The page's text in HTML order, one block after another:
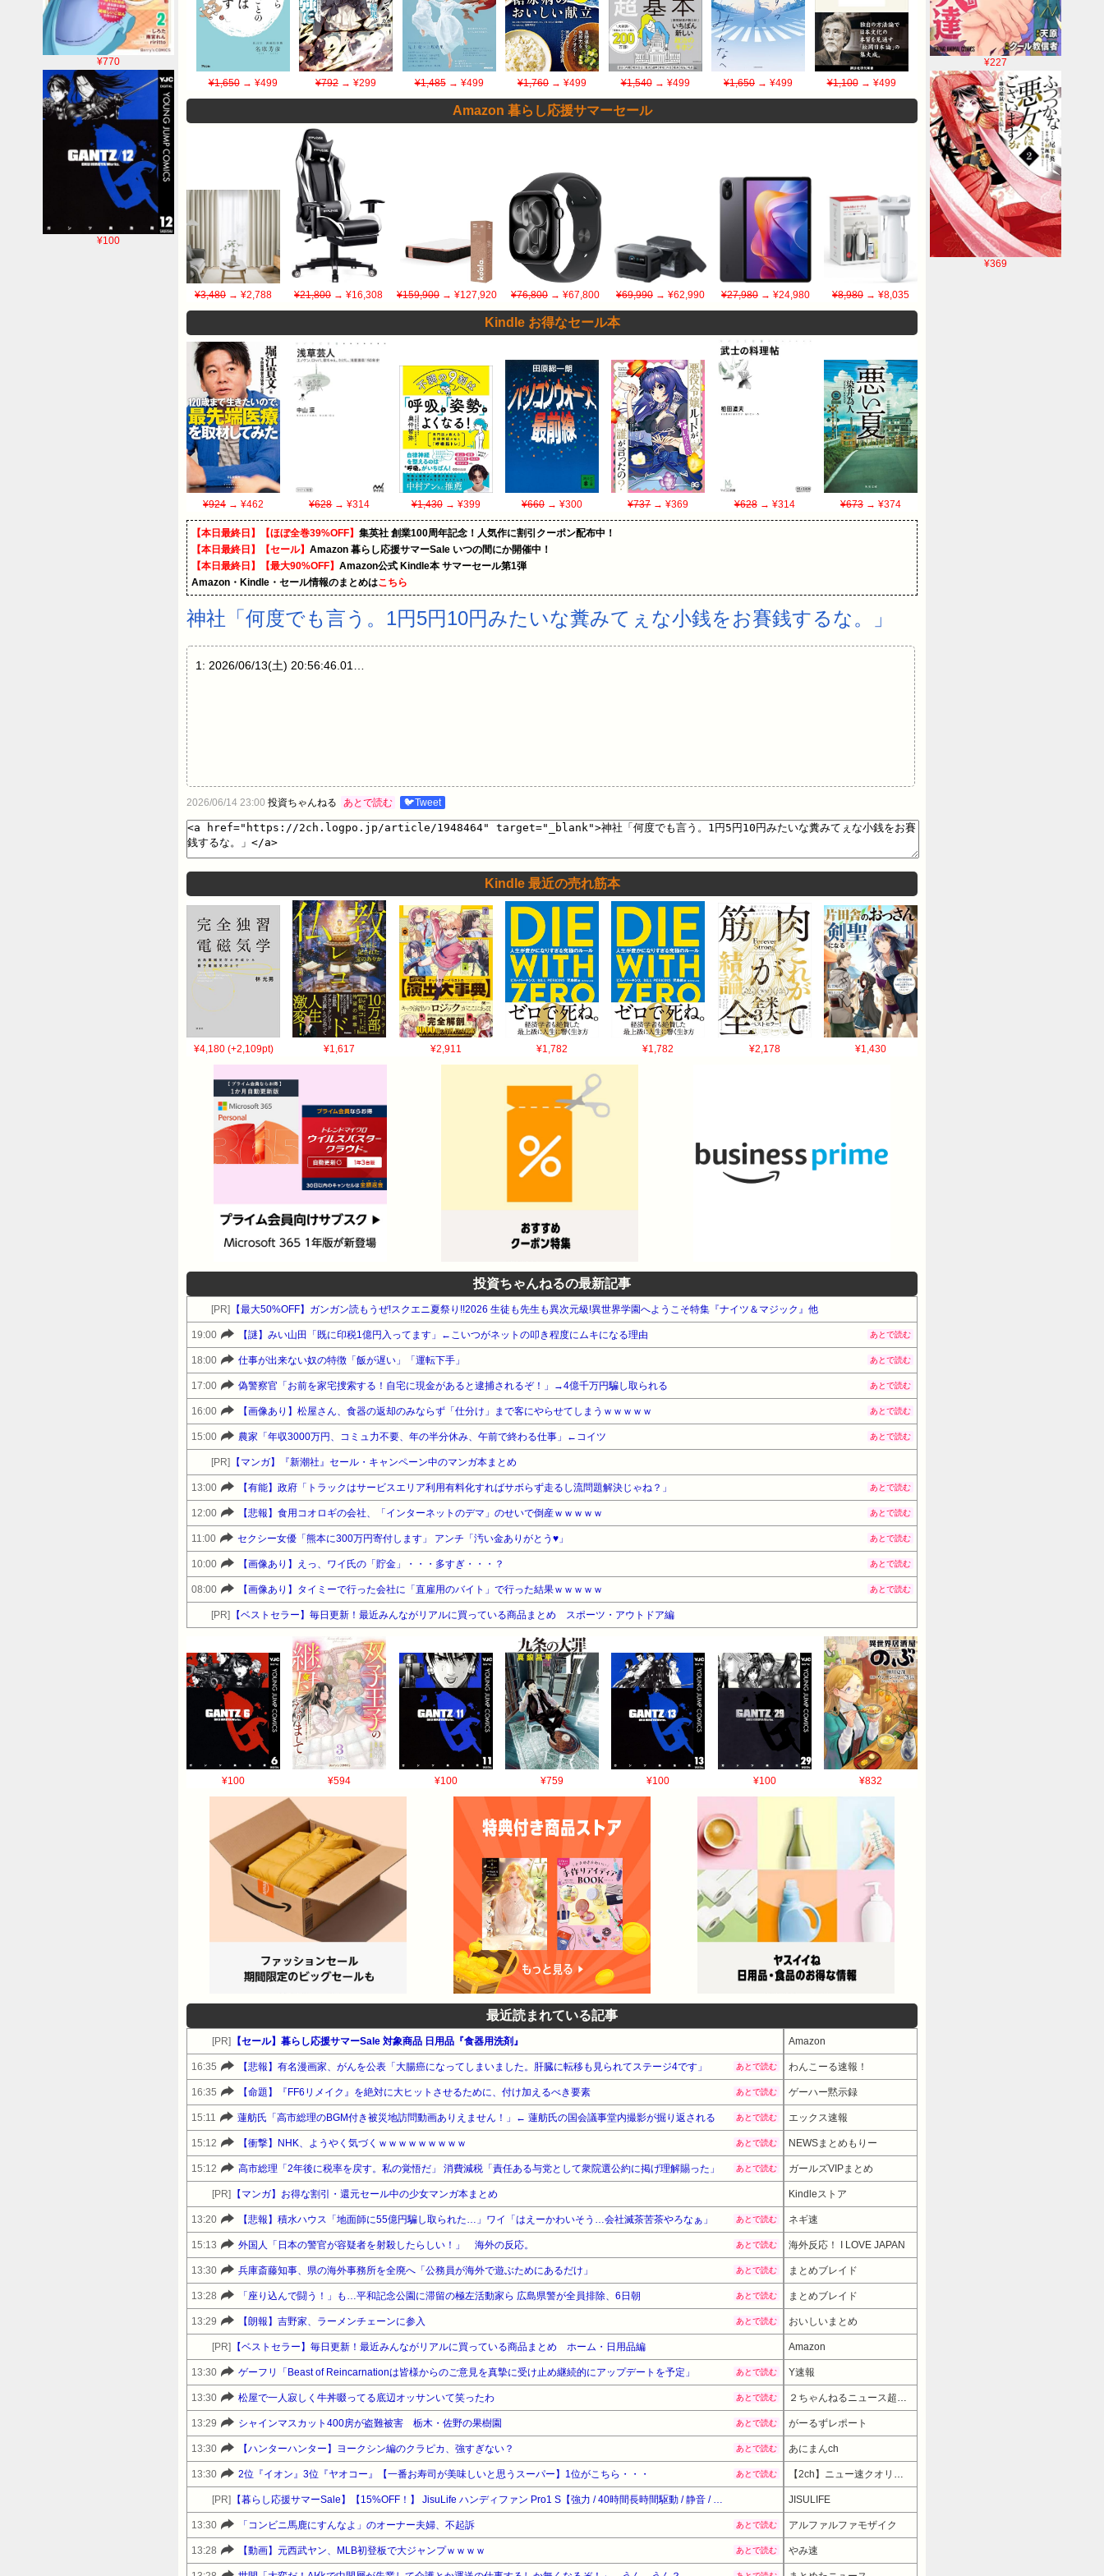
¥227
¥369
¥770
¥100
¥1,650→ ¥499 ¥792 → ¥299 ¥1,485→ ¥499 ¥1,760 → ¥499 ¥1,540→ ¥499 ¥1,650 → ¥499 ¥1,100→ ¥499
Amazon 暮らし応援サマーセール
¥3,480 → ¥2,788 ¥21,800 → ¥16,308 ¥159,900 → ¥127,920 ¥76,800 → ¥67,800 ¥69,990 → ¥62,990 ¥27,980 → ¥24,980 ¥8,980 → ¥8,035
Kindle お得なセール本
¥924 → ¥462 ¥628→ ¥314 ¥1,430→ ¥399 ¥660→ ¥300 ¥737→ ¥369 ¥628→ ¥314 ¥673→ ¥374
【本日最終日】【ほぼ全巻39%OFF】 集英社 創業100周年記念！人気作に割引クーポン配布中！
【本日最終日】【セール】 Amazon 暮らし応援サマーSale いつの間にか開催中！
【本日最終日】【最大90%OFF】 Amazon公式 Kindle本 サマーセール第1弾
Amazon・Kindle・セール情報のまとめはこちら
神社「何度でも言う。1円5円10円みたいな糞みてぇな小銭をお賽銭するな。」
1: 2026/06/13(土) 20:56:46.01…
2026/06/14 23:00 投資ちゃんねる あとで読む 🐦Tweet
Kindle 最近の売れ筋本
¥4,180 (+2,109pt) ¥1,617 ¥2,911 ¥1,782 ¥1,782 ¥2,178 ¥1,430
投資ちゃんねるの最新記事
[PR] 【最大50%OFF】ガンガン読もうぜ!スクエニ夏祭り!!2026 生徒も先生も異次元級!異世界学園へようこそ特集『ナイツ＆マジック』他
19:00 【謎】みい山田「既に印税1億円入ってます」←こいつがネットの叩き程度にムキになる理由 あとで読む
18:00 仕事が出来ない奴の特徴「飯が遅い」「運転下手」 あとで読む
17:00 偽警察官「お前を家宅捜索する！自宅に現金があると逮捕されるぞ！」→4億千万円騙し取られる あとで読む
16:00 【画像あり】松屋さん、食器の返却のみならず「仕分け」まで客にやらせてしまうｗｗｗｗｗ あとで読む
15:00 農家「年収3000万円、コミュ力不要、年の半分休み、午前で終わる仕事」←コイツ あとで読む
[PR] 【マンガ】『新潮社』セール・キャンペーン中のマンガ本まとめ
13:00 【有能】政府「トラックはサービスエリア利用有料化すればサボらず走るし流問題解決じゃね？」 あとで読む
12:00 【悲報】食用コオロギの会社、「インターネットのデマ」のせいで倒産ｗｗｗｗｗ あとで読む
11:00 セクシー女優「熊本に300万円寄付します」 アンチ「汚い金ありがとう♥」 あとで読む
10:00 【画像あり】えっ、ワイ氏の「貯金」・・・多すぎ・・・？ あとで読む
08:00 【画像あり】タイミーで行った会社に「直雇用のバイト」で行った結果ｗｗｗｗｗ あとで読む
[PR] 【ベストセラー】毎日更新！最近みんながリアルに買っている商品まとめ スポーツ・アウトドア編
¥100 ¥594 ¥100 ¥759 ¥100 ¥100 ¥832
最近読まれている記事
[PR] 【セール】暮らし応援サマーSale 対象商品 日用品『食器用洗剤』 Amazon
16:35 【悲報】有名漫画家、がんを公表「大腸癌になってしまいました。肝臓に転移も見られてステージ4です」 あとで読む わんこーる速報！
16:35 【命題】『FF6リメイク』を絶対に大ヒットさせるために、付け加えるべき要素 あとで読む ゲーハー黙示録
15:11 蓮舫氏「高市総理のBGM付き被災地訪問動画ありえません！」← 蓮舫氏の国会議事堂内撮影が掘り返される あとで読む エックス速報
15:12 【衝撃】NHK、ようやく気づくｗｗｗｗｗｗｗｗｗ あとで読む NEWSまとめもりー
15:12 高市総理「2年後に税率を戻す。私の覚悟だ」 消費減税「責任ある与党として衆院選公約に掲げ理解賜った」 あとで読む ガールズVIPまとめ
[PR] 【マンガ】お得な割引・還元セール中の少女マンガ本まとめ Kindleストア
13:20 【悲報】積水ハウス「地面師に55億円騙し取られた…」ワイ「はえーかわいそう…会社滅茶苦茶やろなぁ」 あとで読む ネギ速
15:13 外国人「日本の警官が容疑者を射殺したらしい！」 海外の反応。 あとで読む 海外反応！ I LOVE JAPAN
13:30 兵庫斎藤知事、県の海外事務所を全廃へ「公務員が海外で遊ぶためにあるだけ」 あとで読む まとめブレイド
13:28 「座り込んで闘う！」も…平和記念公園に滞留の極左活動家ら 広島県警が全員排除、6日朝 あとで読む まとめブレイド
13:29 【朗報】吉野家、ラーメンチェーンに参入 あとで読む おいしいまとめ
[PR] 【ベストセラー】毎日更新！最近みんながリアルに買っている商品まとめ ホーム・日用品編 Amazon
13:30 ゲーフリ「Beast of Reincarnationは皆様からのご意見を真摯に受け止め継続的にアップデートを予定」 あとで読む Y速報
13:30 松屋で一人寂しく牛丼啜ってる底辺オッサンいて笑ったわ あとで読む ２ちゃんねるニュース超速まとめ＋
13:29 シャインマスカット400房が盗難被害 栃木・佐野の果樹園 あとで読む がーるずレポート
13:30 【ハンターハンター】ヨークシン編のクラピカ、強すぎない？ あとで読む あにまんch
13:30 2位『イオン』3位『ヤオコー』【一番お寿司が美味しいと思うスーパー】1位がこちら・・・ あとで読む 【2ch】ニュー速クオリティ
[PR] 【暮らし応援サマーSale】【15%OFF！】 JisuLife ハンディファン Pro1 S【強力 / 40時間長時間駆動 / 静音 / 大風量100段階ローラー調整 / 小型/携帯扇風機/手持ち扇風機/USB-C充電/卓上扇風機/ポータブル/ジスライフ】ダークグレー JISULIFE
13:30 「コンビニ馬鹿にすんなよ」のオーナー夫婦、不起訴 あとで読む アルファルファモザイク
13:28 【動画】元西武ヤン、MLB初登板で大ジャンプｗｗｗｗ あとで読む やみ速